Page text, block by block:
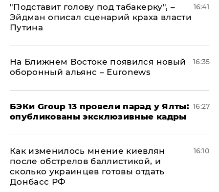
​"Подставит голову под табакерку", –
Эйдман описал сценарий краха власти
Путина
16:41
На Ближнем Востоке появился новый
оборонный альянс – Euronews
16:35
​БЭКи Group 13 провели парад у Ялты:
опубликованы эксклюзивные кадры
16:27
Как изменилось мнение киевлян
после обстрелов баллистикой, и
сколько украинцев готовы отдать
Донбасс РФ
16:10